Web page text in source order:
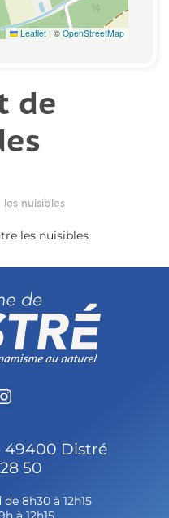
Leaflet | © OpenStreetMap
de
nuisibles
les nuisibles
49400 Distré
50
de 8h30 à 12h15